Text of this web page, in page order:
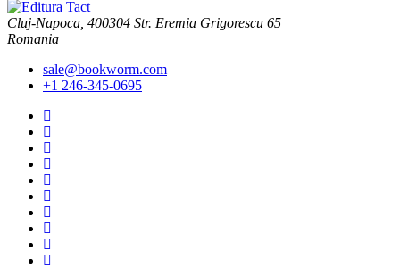
Cluj-Napoca, 400304 Str. Eremia Grigorescu 65
Romania
sale@bookworm.com
+1 246-345-0695